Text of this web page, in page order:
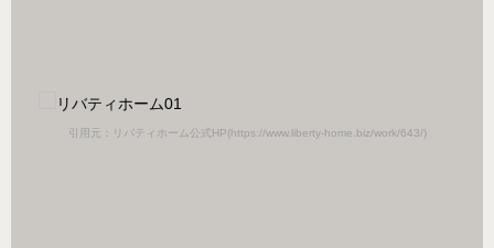
引用元：リバティホーム公式HP(https://www.liberty-home.biz/work/643/)